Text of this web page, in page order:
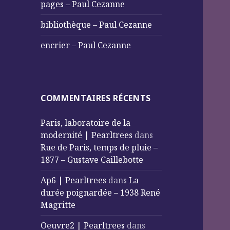
pages – Paul Cezanne
bibliothèque – Paul Cezanne
encrier – Paul Cezanne
COMMENTAIRES RÉCENTS
Paris, laboratoire de la
modernité | Pearltrees dans
Rue de Paris, temps de pluie –
1877 – Gustave Caillebotte
Ap6 | Pearltrees dansLa
durée poignardée – 1938 René
Magritte
Oeuvre2 | Pearltrees dans